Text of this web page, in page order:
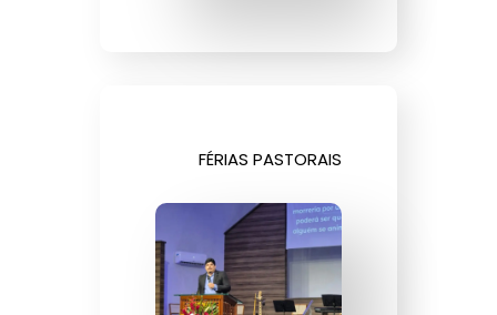
FÉRIAS PASTORAIS